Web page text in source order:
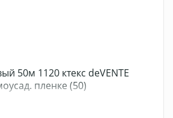
50м 1120 ктекс deVENTE
пленке (50)